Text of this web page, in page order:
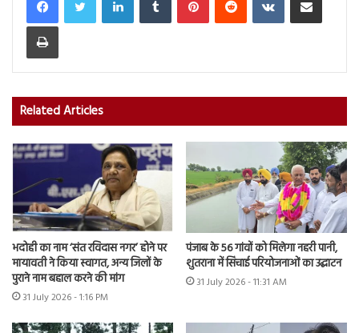
Print
Related Articles
भदोही का नाम ‘संत रविदास नगर’ होने पर
मायावती ने किया स्वागत, अन्य जिलों के
पुराने नाम बहाल करने की मांग
31 July 2026 - 1:16 PM
पंजाब के 56 गांवों को मिलेगा नहरी पानी,
शुतराना में सिंचाई परियोजनाओं का उद्घाटन
31 July 2026 - 11:31 AM